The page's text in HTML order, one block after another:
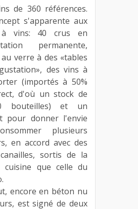
de 360 références.
s'apparente aux
vins: 40 crus en
permanente,
verre à des «tables
des vins à
(importés à 50%
d'où un stock de
bouteilles) et un
pour donner l'envie
plusieurs
en accord avec des
sortis de la
cuisine que celle du
encore en béton nu
est signé de deux